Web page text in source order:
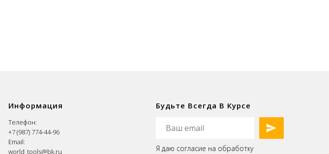
Информация
Телефон:
+7 (987) 774-44-96
Email:
world_tools@bk.ru
Будьте Всегда В Курсе
Я даю согласие на обработку